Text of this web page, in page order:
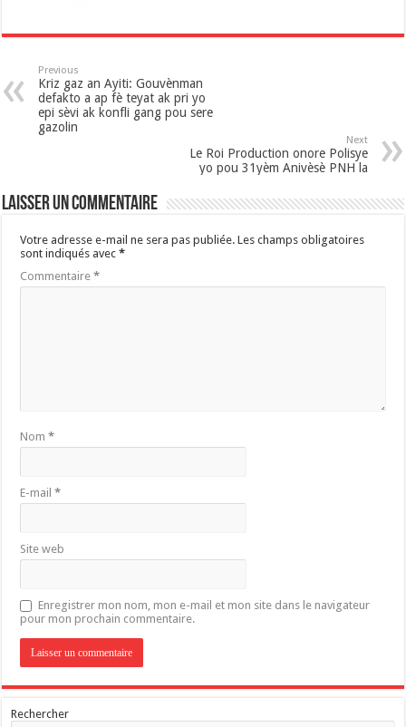
Previous
Kriz gaz an Ayiti: Gouvènman
defakto a ap fè teyat ak pri yo
epi sèvi ak konfli gang pou sere
gazolin
Next
Le Roi Production onore Polisye
yo pou 31yèm Anivèsè PNH la
Laisser un commentaire
Votre adresse e-mail ne sera pas publiée. Les champs obligatoires
sont indiqués avec*
Commentaire*
Nom*
E-mail*
Site web
Enregistrer mon nom, mon e-mail et mon site dans le navigateur
pour mon prochain commentaire.
Rechercher